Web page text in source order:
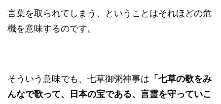
言葉を取られてしまう、ということはそれほどの危
機を意味するのです。
そういう意味でも、七草御粥神事は 「七草の歌をみ
んなで歌って、日本の宝である、言霊を守っていこ